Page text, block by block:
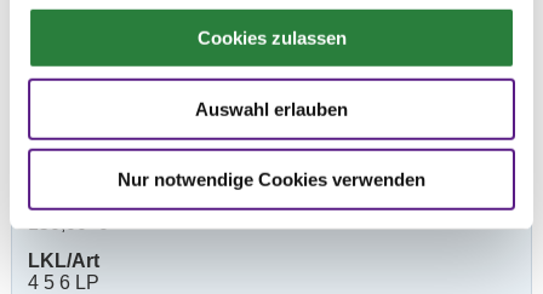
Cookies zulassen
Auswahl erlauben
Nur notwendige Cookies verwenden
Preisgeld
LKL/Art
07.05.2023
6. Stilspringprüfung Kl.A** SPR
Preisgeld
LKL/Art
4 5 6 LP